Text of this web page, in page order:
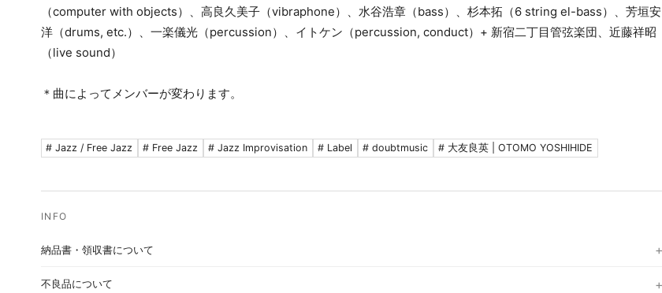
（computer with objects）、高良久美子（vibraphone）、水谷浩章（bass）、杉本拓（6 string el-bass）、芳垣安
洋（drums, etc.）、一楽儀光（percussion）、イトケン（percussion, conduct）+ 新宿二丁目管弦楽団、近藤祥昭
（live sound）
＊曲によってメンバーが変わります。
# Jazz / Free Jazz # Free Jazz # Jazz Improvisation # Label # doubtmusic # 大友良英 | OTOMO YOSHIHIDE
納品書・領収書について
不良品について